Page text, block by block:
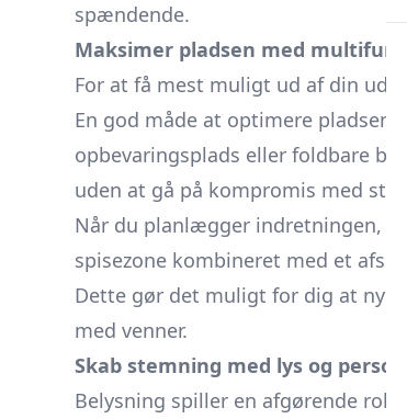
spændende.
Maksimer pladsen med
For at få mest muligt ud af din
En god måde at optimere
opbevaringsplads eller foldbare
uden at gå på kompromis med stil
Når du planlægger indretningen,
spisezone kombineret med et
Dette gør det muligt for dig at
med venner.
Skab stemning med lys og
Belysning spiller en afgørende